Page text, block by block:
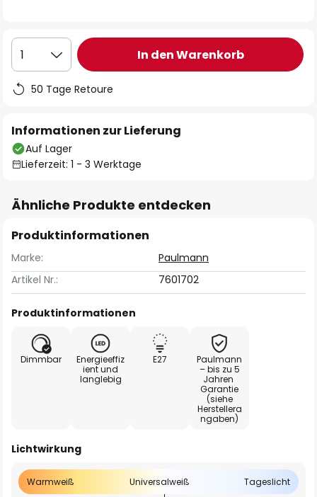
1 In den Warenkorb
50 Tage Retoure
Informationen zur Lieferung
Auf Lager
Lieferzeit: 1 - 3 Werktage
Ähnliche Produkte entdecken
Produktinformationen
Marke:
Paulmann
Artikel Nr.:
7601702
Produktinformationen
Dimmbar
Energieeffiz
ient und
langlebig
E27
Paulmann
– bis zu 5
Jahren
Garantie
(siehe
Herstellera
ngaben)
Lichtwirkung
Warmweiß Universalweiß Tageslicht